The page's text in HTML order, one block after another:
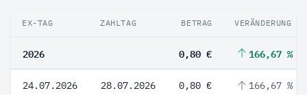
EX-TAG ZAHLTAG BETRAG VERÄNDERUNG
2026 0,80 € 166,67 %
24.07.2026 28.07.2026 0,80 € 166,67 %